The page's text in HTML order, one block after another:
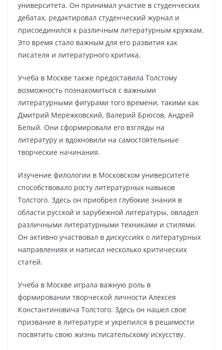
университета. Он принимал участие в студенческих
дебатах, редактировал студенческий журнал и
присоединился к различным литературным кружкам.
Это время стало важным для его развития как
писателя и литературного критика.
Учеба в Москве также предоставила Толстому
возможность познакомиться с важными
литературными фигурами того времени, такими как
Дмитрий Мережковский, Валерий Брюсов, Андрей
Белый. Они сформировали его взгляды на
литературу и вдохновили на самостоятельные
творческие начинания.
Изучение филологии в Московском университете
способствовало росту литературных навыков
Толстого. Здесь он приобрел глубокие знания в
области русской и зарубежной литературы, овладел
различными литературными техниками и стилями.
Он активно участвовал в дискуссиях о литературных
направлениях и написал несколько критических
статей.
Учеба в Москве играла важную роль в
формировании творческой личности Алексея
Константиновича Толстого. Здесь он нашел свое
призвание в литературе и укрепился в решимости
посвятить свою жизнь писательскому искусству.